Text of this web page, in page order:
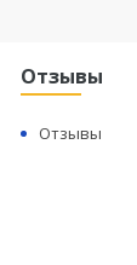
Отзывы
Отзывы